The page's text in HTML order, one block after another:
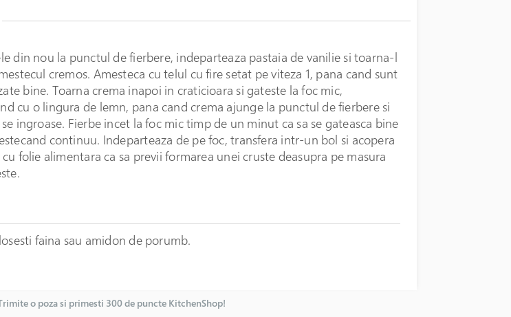
din nou la punctul de fierbere, indeparteaza pastaia de vanilie si toarna-l
cremos. Amesteca cu telul cu fire setat pe viteza 1, pana cand sunt
bine. Toarna crema inapoi in craticioara si gateste la foc mic,
cu o lingura de lemn, pana cand crema ajunge la punctul de fierbere si
ingroase. Fierbe incet la foc mic timp de un minut ca sa se gateasca bine
continuu. Indeparteaza de pe foc, transfera intr-un bol si acopera
folie alimentara ca sa previi formarea unei cruste deasupra pe masura
faina sau amidon de porumb.
o poza si primesti 300 de puncte KitchenShop!